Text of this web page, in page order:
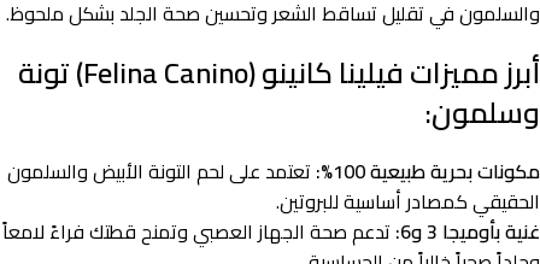
والسلمون في تقليل تساقط الشعر وتحسين صحة الجلد بشكل ملحوظ.
أبرز مميزات فيلينا كانينو (Felina Canino) تونة
وسلمون:
مكونات بحرية طبيعية 100%:
تعتمد على لحم التونة الأبيض والسلمون
الحقيقي كمصادر أساسية للبروتين.
غنية بأوميجا 3 و6:
تدعم صحة الجهاز العصبي وتمنح قطتك فراءً لامعاً